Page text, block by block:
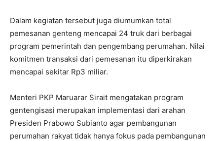
Dalam kegiatan tersebut juga diumumkan total
pemesanan genteng mencapai 24 truk dari berbagai
program pemerintah dan pengembang perumahan. Nilai
komitmen transaksi dari pemesanan itu diperkirakan
mencapai sekitar Rp3 miliar.
Menteri PKP Maruarar Sirait mengatakan program
gentengisasi merupakan implementasi dari arahan
Presiden Prabowo Subianto agar pembangunan
perumahan rakyat tidak hanya fokus pada pembangunan